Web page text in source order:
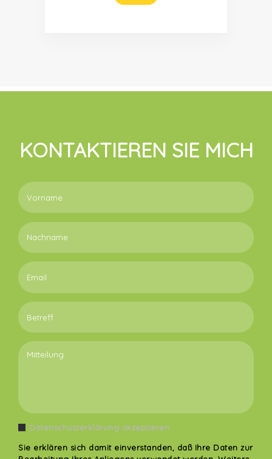
KONTAKTIEREN SIE MICH
Datenschutzerklärung akzeptieren
Sie erklären sich damit einverstanden, daß Ihre Daten zur